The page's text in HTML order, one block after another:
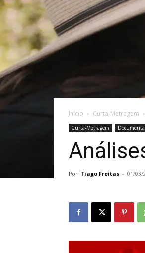
Início Curta-Metragem
Curta-Metragem
Por Tiago Freitas - 01/03/